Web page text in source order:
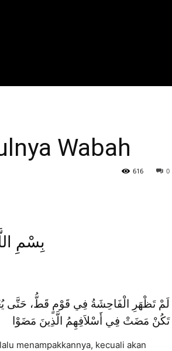
Wabah
0
616
بِسْمِ
لَمْ تَظْهَرِ الْفَاحِشَةُ فِي قَوْمٍ قَطُّ، حَتَّى
تَكُنْ مَضَتْ فِي أَسْلاَفِهِمُ الَّذِينَ مَضَوْا
menampakkannya, kecuali akan